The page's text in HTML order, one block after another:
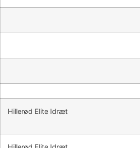
Hillerød Elite Idræt